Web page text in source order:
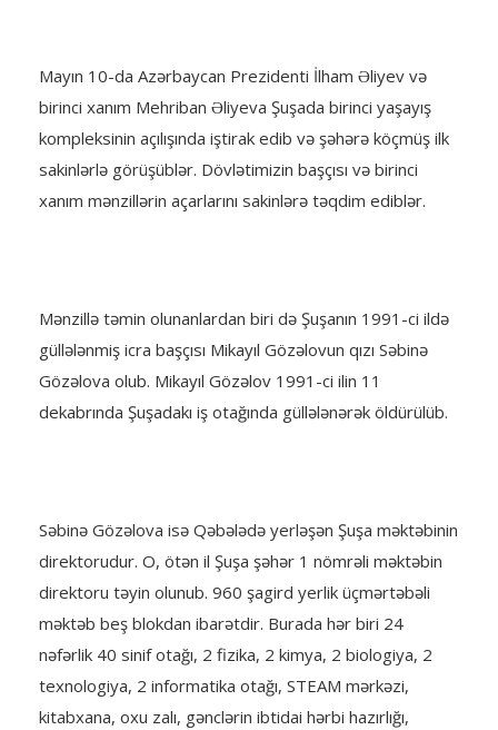
Mayın 10-da Azərbaycan Prezidenti İlham Əliyev və
birinci xanım Mehriban Əliyeva Şuşada birinci yaşayış
kompleksinin açılışında iştirak edib və şəhərə köçmüş ilk
sakinlərlə görüşüblər. Dövlətimizin başçısı və birinci
xanım mənzillərin açarlarını sakinlərə təqdim ediblər.
Mənzillə təmin olunanlardan biri də Şuşanın 1991-ci ildə
güllələnmiş icra başçısı Mikayıl Gözəlovun qızı Səbinə
Gözəlova olub. Mikayıl Gözəlov 1991-ci ilin 11
dekabrında Şuşadakı iş otağında güllələnərək öldürülüb.
Səbinə Gözəlova isə Qəbələdə yerləşən Şuşa məktəbinin
direktorudur. O, ötən il Şuşa şəhər 1 nömrəli məktəbin
direktoru təyin olunub. 960 şagird yerlik üçmərtəbəli
məktəb beş blokdan ibarətdir. Burada hər biri 24
nəfərlik 40 sinif otağı, 2 fizika, 2 kimya, 2 biologiya, 2
texnologiya, 2 informatika otağı, STEAM mərkəzi,
kitabxana, oxu zalı, gənclərin ibtidai hərbi hazırlığı,